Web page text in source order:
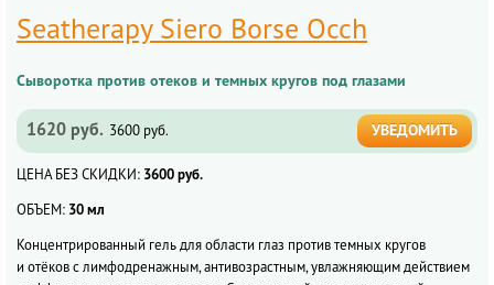
Seatherapy Siero Borse Occh
Сыворотка против отеков и темных кругов под глазами
1620 руб. 3600 руб. УВЕДОМИТЬ
ЦЕНА БЕЗ СКИДКИ: 3600 руб.
ОБЪЕМ: 30 мл
Концентрированный гель для области глаз против темных кругов
и отёков с лимфодренажным, антивозрастным, увлажняющим действием